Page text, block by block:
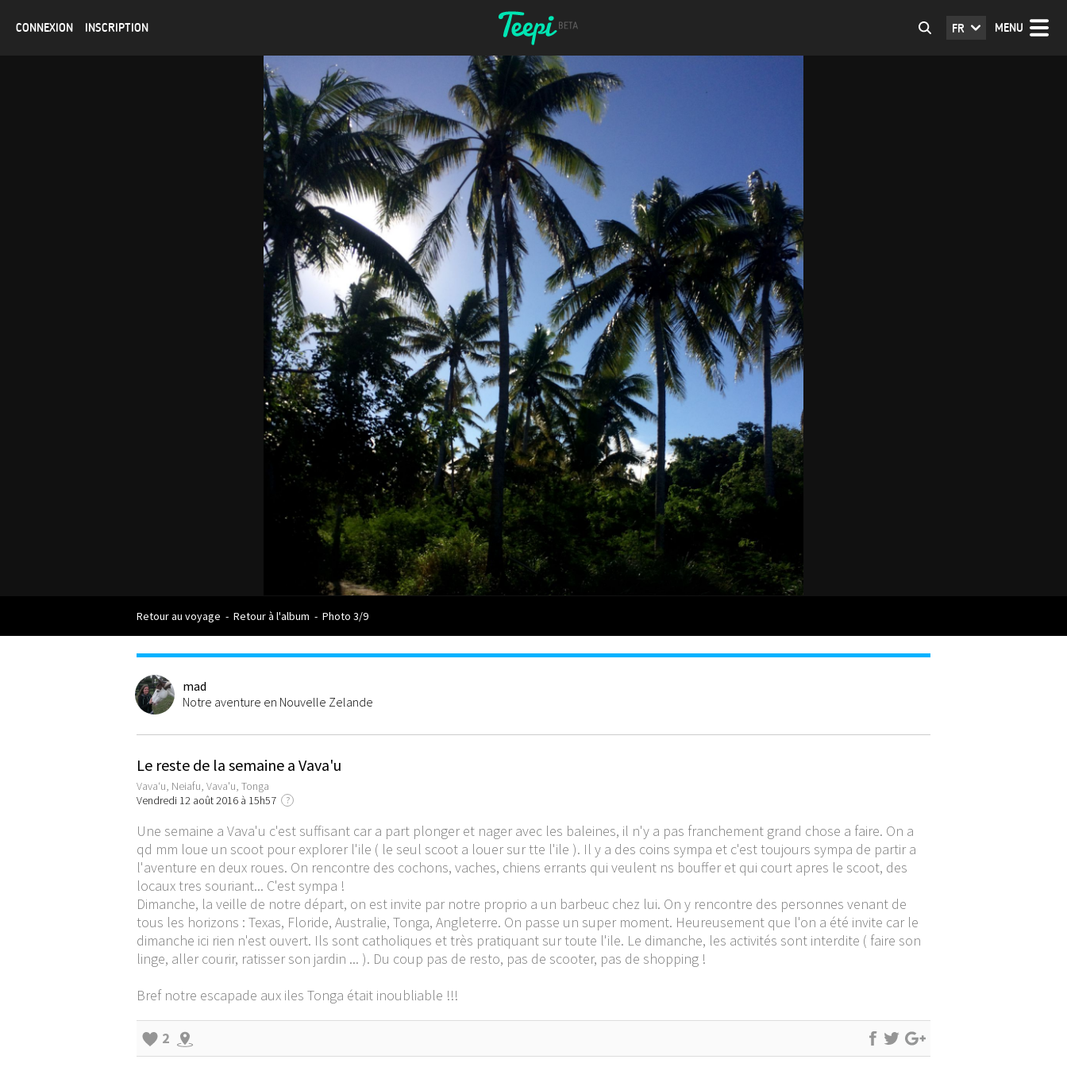
CONNEXION INSCRIPTION MENU
FR
Retour au voyage - Retour à l'album - Photo 3/9
mad
Notre aventure en Nouvelle Zelande
Le reste de la semaine a Vava'u
Vavaʻu, Neiafu, Vava'u, Tonga
Vendredi 12 août 2016 à 15h57
?
Une semaine a Vava'u c'est suffisant car a part plonger et nager avec les baleines, il n'y a pas franchement grand chose a faire. On a
qd mm loue un scoot pour explorer l'ile ( le seul scoot a louer sur tte l'ile ). Il y a des coins sympa et c'est toujours sympa de partir a
l'aventure en deux roues. On rencontre des cochons, vaches, chiens errants qui veulent ns bouffer et qui court apres le scoot, des
locaux tres souriant... C'est sympa !
Dimanche, la veille de notre départ, on est invite par notre proprio a un barbeuc chez lui. On y rencontre des personnes venant de
tous les horizons : Texas, Floride, Australie, Tonga, Angleterre. On passe un super moment. Heureusement que l'on a été invite car le
dimanche ici rien n'est ouvert. Ils sont catholiques et très pratiquant sur toute l'ile. Le dimanche, les activités sont interdite ( faire son
linge, aller courir, ratisser son jardin ... ). Du coup pas de resto, pas de scooter, pas de shopping !
Bref notre escapade aux iles Tonga était inoubliable !!!
2